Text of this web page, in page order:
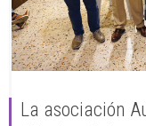
La asociación